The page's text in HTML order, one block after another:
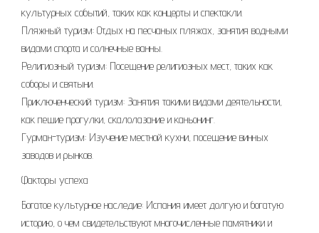
культурных событий, таких как концерты и спектакли.
Пляжный туризм: Отдых на песчаных пляжах, занятия водными
видами спорта и солнечные ванны.
Религиозный туризм: Посещение религиозных мест, таких как
соборы и святыни.
Приключенческий туризм: Занятия такими видами деятельности,
как пешие прогулки, скалолазание и каньонинг.
Гурман-туризм: Изучение местной кухни, посещение винных
заводов и рынков.
Факторы успеха
Богатое культурное наследие: Испания имеет долгую и богатую
историю, о чем свидетельствуют многочисленные памятники и